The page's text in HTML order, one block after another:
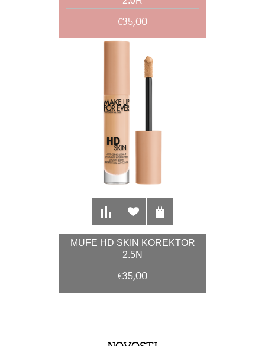
€35,00
MUFE HD SKIN KOREKTOR
2.5N
€35,00